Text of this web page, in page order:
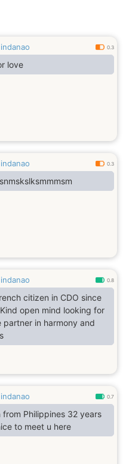
0.3
love
0.3
0.8
citizen in CDO since
open mind looking for
partner in harmony and
0.7
from Philippines 32 years
to meet u here